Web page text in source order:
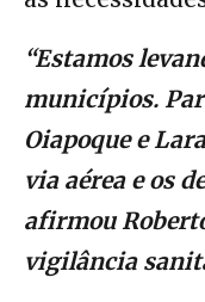
“Estamos
municípios.
Oiapoque e
via aérea e os
afirmou
vigilância